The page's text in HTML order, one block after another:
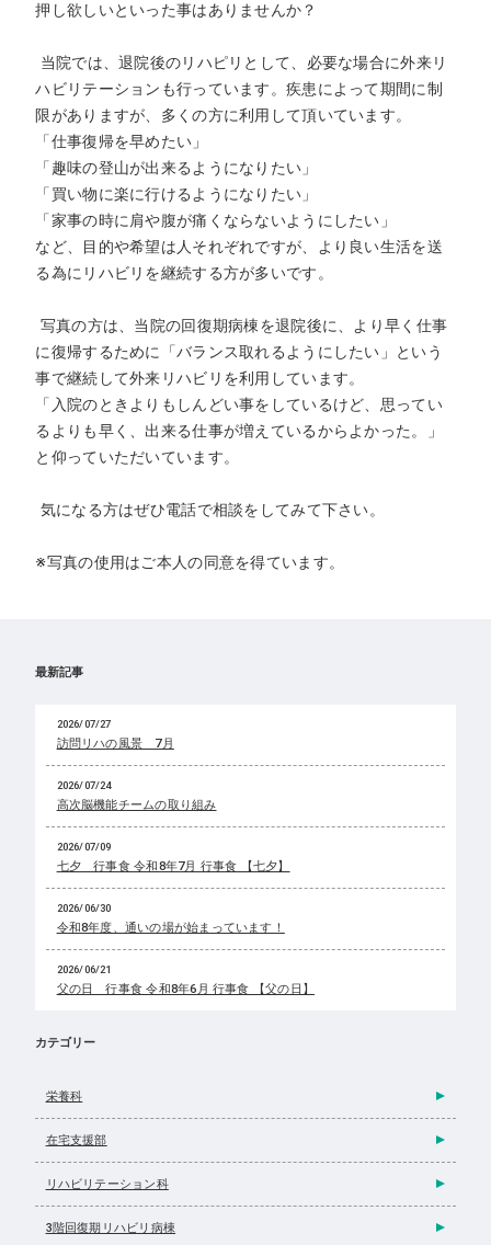
押し欲しいといった事はありませんか？
当院では、退院後のリハピリとして、必要な場合に外来リ
ハビリテーションも行っています。疾患によって期間に制
限がありますが、多くの方に利用して頂いています。
「仕事復帰を早めたい」
「趣味の登山が出来るようになりたい」
「買い物に楽に行けるようになりたい」
「家事の時に肩や腹が痛くならないようにしたい」
など、目的や希望は人それぞれですが、より良い生活を送
る為にリハビリを継続する方が多いです。
写真の方は、当院の回復期病棟を退院後に、より早く仕事
に復帰するために「バランス取れるようにしたい」という
事で継続して外来リハビリを利用しています。
「入院のときよりもしんどい事をしているけど、思ってい
るよりも早く、出来る仕事が増えているからよかった。」
と仰っていただいています。
気になる方はぜひ電話で相談をしてみて下さい。
※写真の使用はご本人の同意を得ています。
最新記事
2026/07/27
訪問リハの風景 7月
2026/07/24
高次脳機能チームの取り組み
2026/07/09
七夕 行事食 令和8年7月 行事食 【七夕】
2026/06/30
令和8年度、通いの場が始まっています！
2026/06/21
父の日 行事食 令和8年6月 行事食 【父の日】
カテゴリー
栄養科
在宅支援部
リハビリテーション科
3階回復期リハビリ病棟